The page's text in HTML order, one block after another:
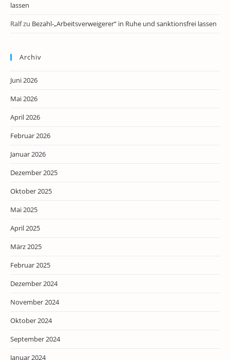
lassen
Ralfzu Bezahl-„Arbeitsverweigerer“ in Ruhe und sanktionsfrei lassen
Archiv
Juni 2026
Mai 2026
April 2026
Februar 2026
Januar 2026
Dezember 2025
Oktober 2025
Mai 2025
April 2025
März 2025
Februar 2025
Dezember 2024
November 2024
Oktober 2024
September 2024
Januar 2024